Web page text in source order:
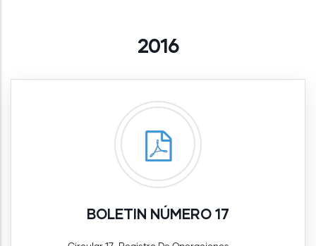
2016
BOLETIN NÚMERO 17